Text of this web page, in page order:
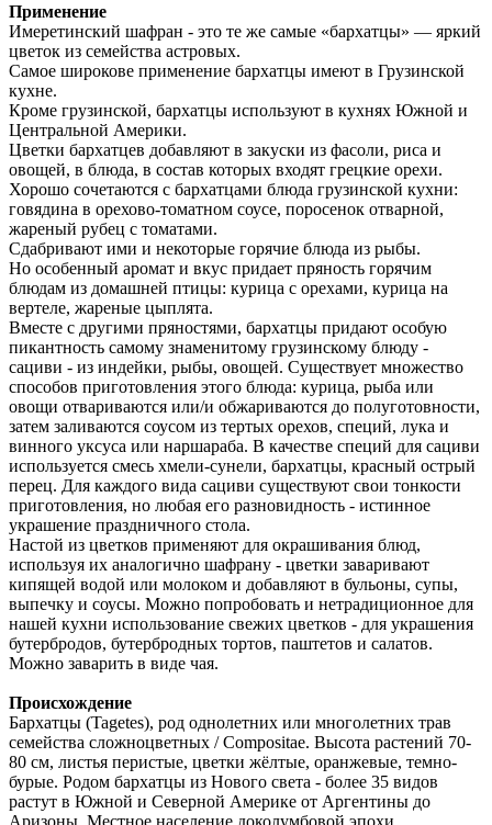
Применение
Имеретинский шафран - это те же самые «бархатцы» — яркий
цветок из семейства астровых.
Самое широкове применение бархатцы имеют в Грузинской
кухне.
Кроме грузинской, бархатцы используют в кухнях Южной и
Центральной Америки.
Цветки бархатцев добавляют в закуски из фасоли, риса и
овощей, в блюда, в состав которых входят грецкие орехи.
Хорошо сочетаются с бархатцами блюда грузинской кухни:
говядина в орехово-томатном соусе, поросенок отварной,
жареный рубец с томатами.
Сдабривают ими и некоторые горячие блюда из рыбы.
Но особенный аромат и вкус придает пряность горячим
блюдам из домашней птицы: курица с орехами, курица на
вертеле, жареные цыплята.
Вместе с другими пряностями, бархатцы придают особую
пикантность самому знаменитому грузинскому блюду -
сациви - из индейки, рыбы, овощей. Существует множество
способов приготовления этого блюда: курица, рыба или
овощи отвариваются или/и обжариваются до полуготовности,
затем заливаются соусом из тертых орехов, специй, лука и
винного уксуса или наршараба. В качестве специй для сациви
используется смесь хмели-сунели, бархатцы, красный острый
перец. Для каждого вида сациви существуют свои тонкости
приготовления, но любая его разновидность - истинное
украшение праздничного стола.
Настой из цветков применяют для окрашивания блюд,
используя их аналогично шафрану - цветки заваривают
кипящей водой или молоком и добавляют в бульоны, супы,
выпечку и соусы. Можно попробовать и нетрадиционное для
нашей кухни использование свежих цветков - для украшения
бутербродов, бутербродных тортов, паштетов и салатов.
Можно заварить в виде чая.
Происхождение
Бархатцы (Tagetes), род однолетних или многолетних трав
семейства сложноцветных / Compositae. Высота растений 70-
80 см, листья перистые, цветки жёлтые, оранжевые, темно-
бурые. Родом бархатцы из Нового света - более 35 видов
растут в Южной и Северной Америке от Аргентины до
Аризоны. Местное население доколумбовой эпохи